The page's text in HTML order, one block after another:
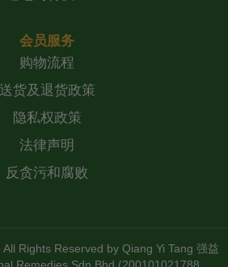
会员服务
购物流程
送货及退货政策
隐私权政策
法律声明
反贪污和腐败
Rights Reserved by Qiang Yi Tang 强益